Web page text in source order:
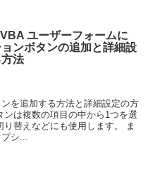
ユーザーフォームに
ンボタンの追加と詳細設
法
を追加する方法と詳細設定の方
は複数の項目の中から1つを選
替えなどにも使用します。 ま
シ...